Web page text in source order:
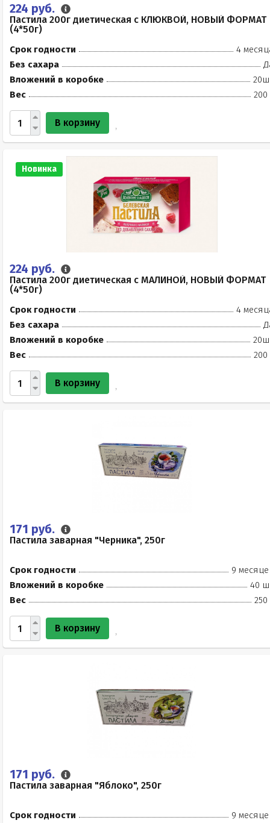
224 руб.
Пастила 200г диетическая с КЛЮКВОЙ, НОВЫЙ ФОРМАТ
(4*50г)
Срок годности
4
Без сахара
Вложений в коробке
Вес
200
В корзину
Новинка
224 руб.
Пастила 200г диетическая с МАЛИНОЙ, НОВЫЙ ФОРМАТ
(4*50г)
Срок годности
4
Без сахара
Вложений в коробке
Вес
200
В корзину
171 руб.
Пастила заварная "Черника", 250г
Срок годности
9
Вложений в коробке
40
Вес
250
В корзину
171 руб.
Пастила заварная "Яблоко", 250г
Срок годности
9